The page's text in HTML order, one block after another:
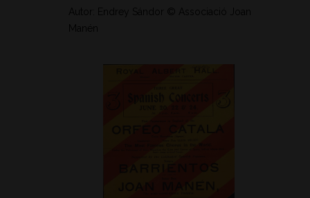
Autor: Endrey Sándor © Associació Joan
Manén